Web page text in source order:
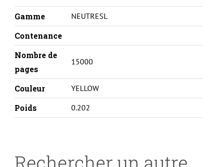
Gamme NEUTRESL
Contenance
Nombre de
pages
15000
Couleur YELLOW
Poids 0.202